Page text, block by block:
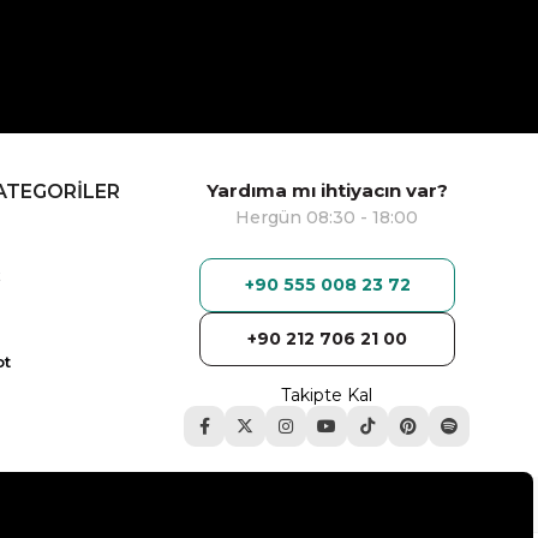
Yardıma mı ihtiyacın var?
Hergün 08:30 - 18:00
+90 555 008 23 72
+90 212 706 21 00
Takipte Kal